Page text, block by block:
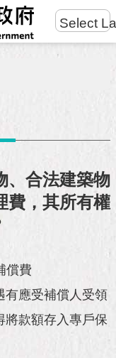
Select
、合法建築物
費，其所有權
償費
有應受補償人受領
將款額存入專戶保